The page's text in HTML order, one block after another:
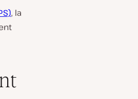
, la